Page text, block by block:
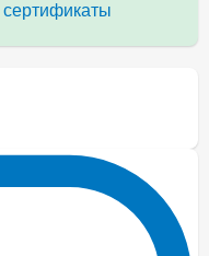
сертификаты